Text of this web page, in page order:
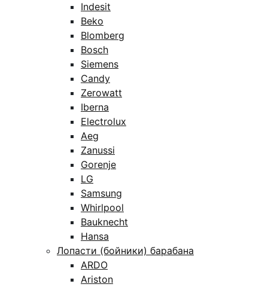
Indesit
Beko
Blomberg
Bosch
Siemens
Candy
Zerowatt
Iberna
Electrolux
Aeg
Zanussi
Gorenje
LG
Samsung
Whirlpool
Bauknecht
Hansa
Лопасти (бойники) барабана
ARDO
Ariston